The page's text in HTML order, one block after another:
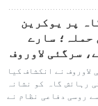
پر یوکرین
حملہ؛ سارے
سرگئی لاوروف
لاوروف نے انکشاف کیا
رہائش گاہ کو نشانہ
کیا، جسے روسی دفاعی نظام نے